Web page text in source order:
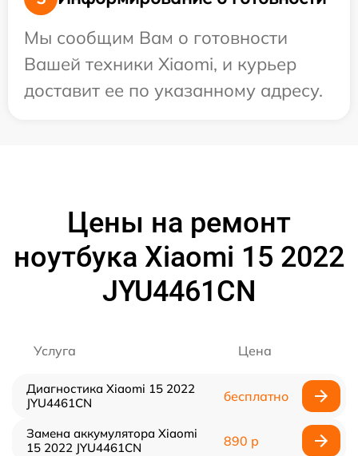
Мы сообщим Вам о готовности
Вашей техники Xiaomi, и курьер
доставит ее по указанному адресу.
Цены на ремонт
ноутбука Xiaomi 15 2022
JYU4461CN
Услуга Цена
Диагностика Xiaomi 15 2022
JYU4461CN
бесплатно
Замена аккумулятора Xiaomi
15 2022 JYU4461CN
890 р